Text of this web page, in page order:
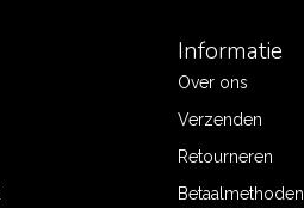
Informatie
Over ons
Verzenden
Retourneren
Betaalmethoden